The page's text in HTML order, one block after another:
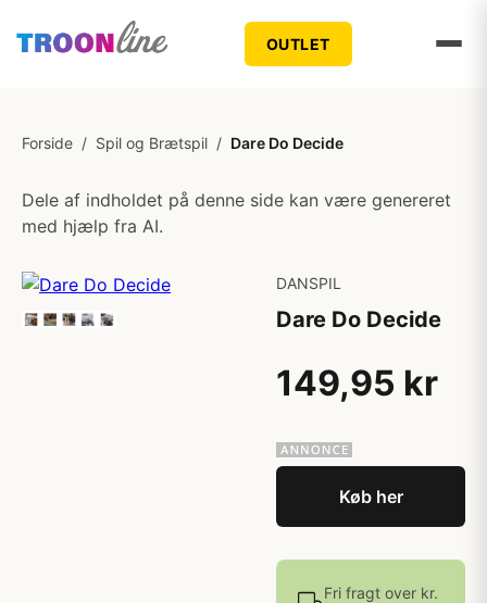
OUTLET
Forside / Spil og Brætspil / Dare Do Decide
Dele af indholdet på denne side kan være genereret
med hjælp fra AI.
DANSPIL
Dare Do Decide
149,95 kr
Køb her
Fri fragt over kr.